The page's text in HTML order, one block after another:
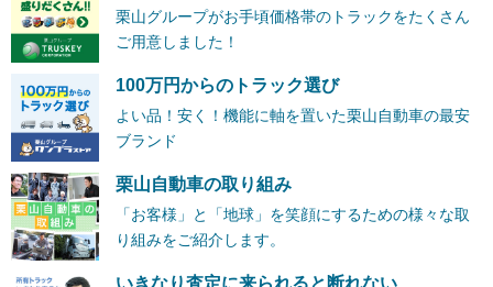
栗山グループがお手頃価格帯のトラックをたくさん
ご用意しました！
100万円からのトラック選び
よい品！安く！機能に軸を置いた栗山自動車の最安
ブランド
栗山自動車の取り組み
「お客様」と「地球」を笑顔にするための様々な取
り組みをご紹介します。
いきなり査定に来られると断れない…